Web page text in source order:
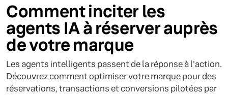
Comment inciter les
agents IA à réserver auprès
de votre marque
Les agents intelligents passent de la réponse à l'action.
Découvrez comment optimiser votre marque pour des
réservations, transactions et conversions pilotées par